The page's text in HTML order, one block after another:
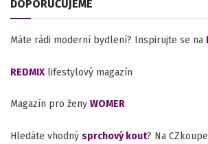
DOPORUČUJEME
Máte rádi moderní bydlení? Inspirujte se na
REDMIX lifestylový magazín
Magazín pro ženy WOMER
Hledáte vhodný sprchový kout? Na